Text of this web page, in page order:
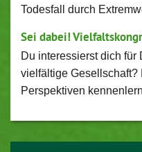
Todesfall durch
Sei dabei!
Du interessierst dich für
vielfältige Gesellschaft?
Perspektiven